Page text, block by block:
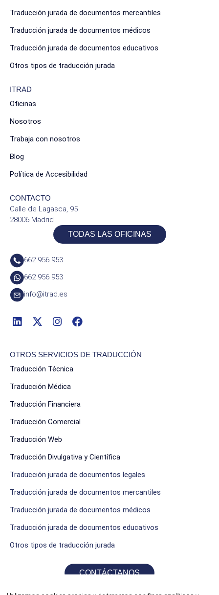
Traducción jurada de documentos mercantiles
Traducción jurada de documentos médicos
Traducción jurada de documentos educativos
Otros tipos de traducción jurada
ITRAD
Oficinas
Nosotros
Trabaja con nosotros
Blog
Política de Accesibilidad
CONTACTO
Calle de Lagasca, 95
28006 Madrid
TODAS LAS OFICINAS
662 956 953
662 956 953
info@itrad.es
OTROS SERVICIOS DE TRADUCCIÓN
Traducción Técnica
Traducción Médica
Traducción Financiera
Traducción Comercial
Traducción Web
Traducción Divulgativa y Científica
Traducción jurada de documentos legales
Traducción jurada de documentos mercantiles
Traducción jurada de documentos médicos
Traducción jurada de documentos educativos
Otros tipos de traducción jurada
CONTÁCTANOS